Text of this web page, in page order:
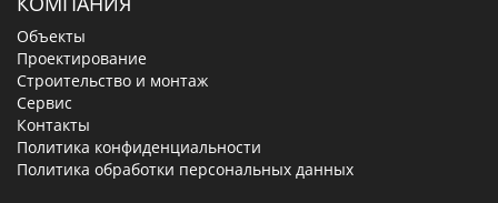
КАТАЛОГ
Водонагреватели
Котлы отопления
Насосы
Радиаторы отопления
Краны
Смесители